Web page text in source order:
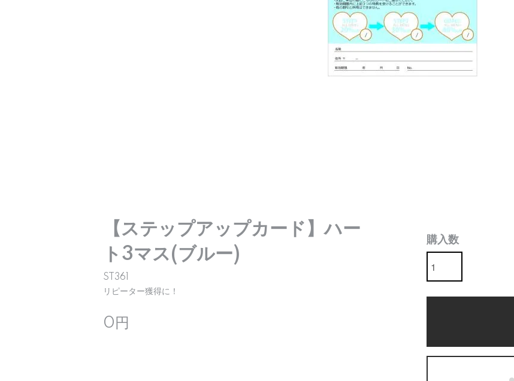
【ステップアップカード】ハー
ト3マス(ブルー)
ST361
リピーター獲得に！
0円
購入数